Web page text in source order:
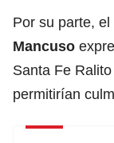
Por su parte,
Mancuso
Santa Fe
permitirían